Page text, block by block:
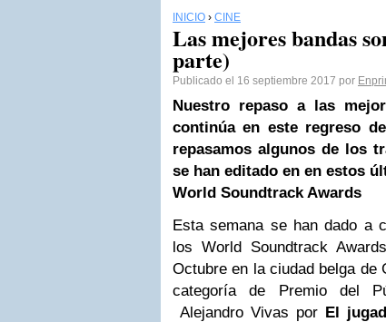
INICIO › CINE
Las mejores bandas
parte)
Publicado el 16 septiembre 2017 por
Nuestro repaso a las
continúa en este regreso
repasamos algunos de los
se han editado en en estos
World Soundtrack Awards
Esta semana se han dado a
los World Soundtrack
Octubre en la ciudad belga
categoría de Premio del
Alejandro Vivas por El